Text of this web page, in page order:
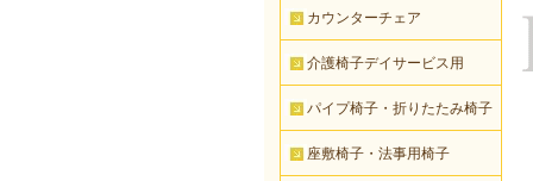
カウンターチェア
介護椅子デイサービス用
パイプ椅子・折りたたみ椅子
座敷椅子・法事用椅子